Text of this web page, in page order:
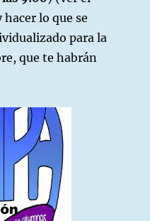
hacer lo que se
para la
que te habrán